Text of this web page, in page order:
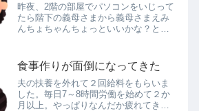
昨夜、2階の部屋でパソコンをいじって
たら階下の義母さまから義母さまえみ
んちょちゃんちょっといいかな？と呼
ろに私は良かれと思って、私晩ご飯毎
日作らなくてもいいよ。1回を多めに...
食事作りが面倒になってきた
夫の扶養を外れて２回給料をもらいま
した。毎日7～8時間労働を始めて２か
月以上。やっぱりなんだか疲れてきま